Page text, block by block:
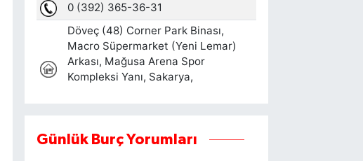
Günlük Burç Yorumları